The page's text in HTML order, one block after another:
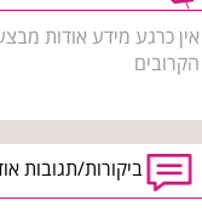
אין כרגע מידע אודות
הקרובים
ביקורות/תגובות אודות